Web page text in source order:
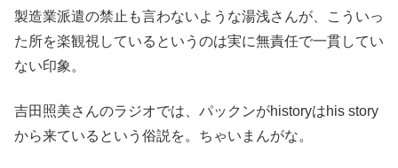
製造業派遣の禁止も言わないような湯浅さんが、こういっ
た所を楽観視しているというのは実に無責任で一貫してい
ない印象。
吉田照美さんのラジオでは、パックンがhistoryはhis story
から来ているという俗説を。ちゃいまんがな。